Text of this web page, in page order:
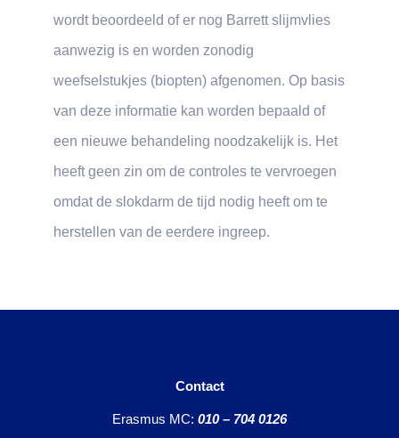
wordt beoordeeld of er nog Barrett slijmvlies
aanwezig is en worden zonodig
weefselstukjes (biopten) afgenomen. Op basis
van deze informatie kan worden bepaald of
een nieuwe behandeling noodzakelijk is. Het
heeft geen zin om de controles te vervroegen
omdat de slokdarm de tijd nodig heeft om te
herstellen van de eerdere ingreep.
Contact
Erasmus MC: 010 – 704 0126